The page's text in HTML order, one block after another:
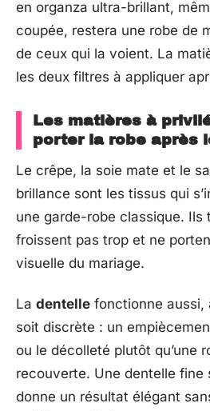
en organza ultra-brillant,
coupée, restera une robe de
de ceux qui la voient. La
les deux filtres à appliquer
Les matières à
porter la robe après
Le crêpe, la soie mate et le
brillance sont les tissus qui
une garde-robe classique. Ils
froissent pas trop et ne
visuelle du mariage.
La dentelle fonctionne aussi,
soit discrète : un
ou le décolleté plutôt qu’une
recouverte. Une dentelle fine
donne un résultat élégant